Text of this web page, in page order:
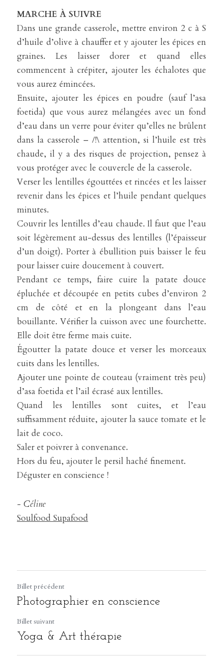
MARCHE À SUIVRE
Dans une grande casserole, mettre environ 2 c à S
d’huile d’olive à chauffer et y ajouter les épices en
graines. Les laisser dorer et quand elles
commencent à crépiter, ajouter les échalotes que
vous aurez émincées.
Ensuite, ajouter les épices en poudre (sauf l’asa
foetida) que vous aurez mélangées avec un fond
d’eau dans un verre pour éviter qu’elles ne brûlent
dans la casserole – /!\ attention, si l’huile est très
chaude, il y a des risques de projection, pensez à
vous protéger avec le couvercle de la casserole.
Verser les lentilles égouttées et rincées et les laisser
revenir dans les épices et l’huile pendant quelques
minutes.
Couvrir les lentilles d’eau chaude. Il faut que l’eau
soit légèrement au-dessus des lentilles (l’épaisseur
d’un doigt). Porter à ébullition puis baisser le feu
pour laisser cuire doucement à couvert.
Pendant ce temps, faire cuire la patate douce
épluchée et découpée en petits cubes d’environ 2
cm de côté et en la plongeant dans l’eau
bouillante. Vérifier la cuisson avec une fourchette.
Elle doit être ferme mais cuite.
Égoutter la patate douce et verser les morceaux
cuits dans les lentilles.
Ajouter une pointe de couteau (vraiment très peu)
d’asa foetida et l’ail écrasé aux lentilles.
Quand les lentilles sont cuites, et l’eau
suffisamment réduite, ajouter la sauce tomate et le
lait de coco.
Saler et poivrer à convenance.
Hors du feu, ajouter le persil haché finement.
Déguster en conscience !
- Céline
Soulfood Supafood
Billet précédent
Photographier en conscience
Billet suivant
Yoga & Art thérapie